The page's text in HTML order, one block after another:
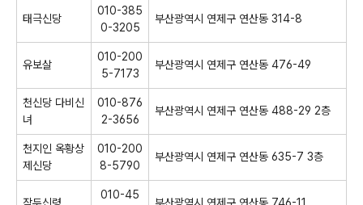
태극신당
010-385
0-3205
부산광역시 연제구 연산동 314-8
유보살
010-200
5-7173
부산광역시 연제구 연산동 476-49
천신당 다비신
녀
010-876
2-3656
부산광역시 연제구 연산동 488-29 2층
천지인 옥황상
제신당
010-200
8-5790
부산광역시 연제구 연산동 635-7 3층
010-45